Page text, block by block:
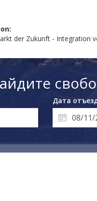
der Zukunft - Integration
Дата